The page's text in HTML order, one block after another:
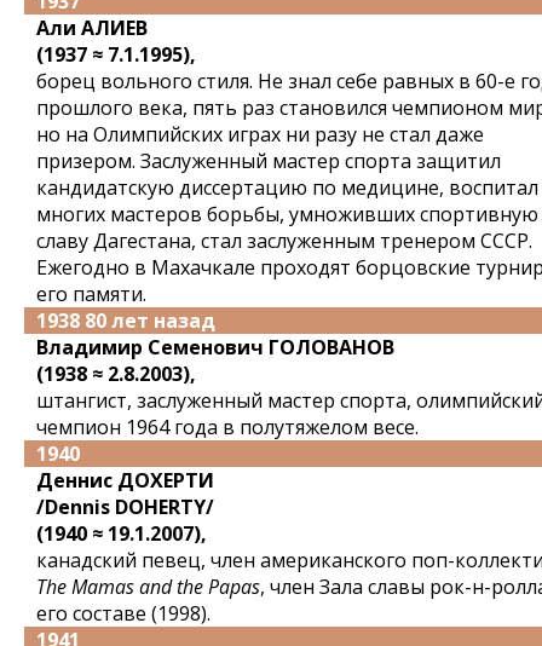
Али АЛИЕВ
(1937 ≈ 7.1.1995),
борец вольного стиля. Не знал себе равных в 60-е
прошлого века, пять раз становился чемпионом
но на Олимпийских играх ни разу не стал даже
призером. Заслуженный мастер спорта защитил
кандидатскую диссертацию по медицине, воспитал
многих мастеров борьбы, умноживших спортивную
славу Дагестана, стал заслуженным тренером СССР.
Ежегодно в Махачкале проходят борцовские
его памяти.
1938 80 лет назад
Владимир Семенович ГОЛОВАНОВ
(1938 ≈ 2.8.2003),
штангист, заслуженный мастер спорта,
чемпион 1964 года в полутяжелом весе.
1940
Деннис ДОХЕРТИ
/Dennis DOHERTY/
(1940 ≈ 19.1.2007),
канадский певец, член американского поп-
The Mamas and the Papas, член Зала славы рок-н-
его составе (1998).
1941